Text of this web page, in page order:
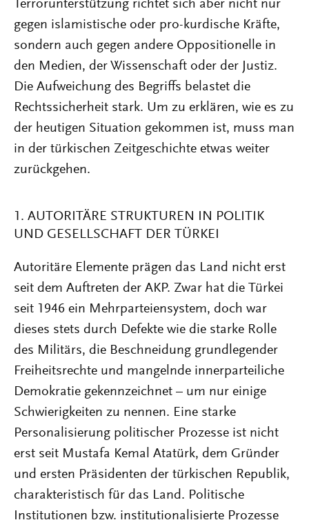
Terrorunterstützung richtet sich aber nicht nur
gegen islamistische oder pro-kurdische Kräfte,
sondern auch gegen andere Oppositionelle in
den Medien, der Wissenschaft oder der Justiz.
Die Aufweichung des Begriffs belastet die
Rechtssicherheit stark. Um zu erklären, wie es zu
der heutigen Situation gekommen ist, muss man
in der türkischen Zeitgeschichte etwas weiter
zurückgehen.
1. AUTORITÄRE STRUKTUREN IN POLITIK
UND GESELLSCHAFT DER TÜRKEI
Autoritäre Elemente prägen das Land nicht erst
seit dem Auftreten der AKP. Zwar hat die Türkei
seit 1946 ein Mehrparteiensystem, doch war
dieses stets durch Defekte wie die starke Rolle
des Militärs, die Beschneidung grundlegender
Freiheitsrechte und mangelnde innerparteiliche
Demokratie gekennzeichnet – um nur einige
Schwierigkeiten zu nennen. Eine starke
Personalisierung politischer Prozesse ist nicht
erst seit Mustafa Kemal Atatürk, dem Gründer
und ersten Präsidenten der türkischen Republik,
charakteristisch für das Land. Politische
Institutionen bzw. institutionalisierte Prozesse